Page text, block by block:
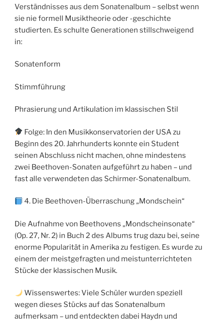
Verständnisses aus dem Sonatenalbum – selbst wenn
sie nie formell Musiktheorie oder -geschichte
studierten. Es schulte Generationen stillschweigend
in:
Sonatenform
Stimmführung
Phrasierung und Artikulation im klassischen Stil
Folge: In den Musikkonservatorien der USA zu
Beginn des 20. Jahrhunderts konnte ein Student
seinen Abschluss nicht machen, ohne mindestens
zwei Beethoven-Sonaten aufgeführt zu haben – und
fast alle verwendeten das Schirmer-Sonatenalbum.
4. Die Beethoven-Überraschung „Mondschein“
Die Aufnahme von Beethovens „Mondscheinsonate“
(Op. 27, Nr. 2) in Buch 2 des Albums trug dazu bei, seine
enorme Popularität in Amerika zu festigen. Es wurde zu
einem der meistgefragten und meistunterrichteten
Stücke der klassischen Musik.
Wissenswertes: Viele Schüler wurden speziell
wegen dieses Stücks auf das Sonatenalbum
aufmerksam – und entdeckten dabei Haydn und